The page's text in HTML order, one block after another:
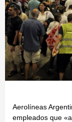
Aerolíneas
empleados que